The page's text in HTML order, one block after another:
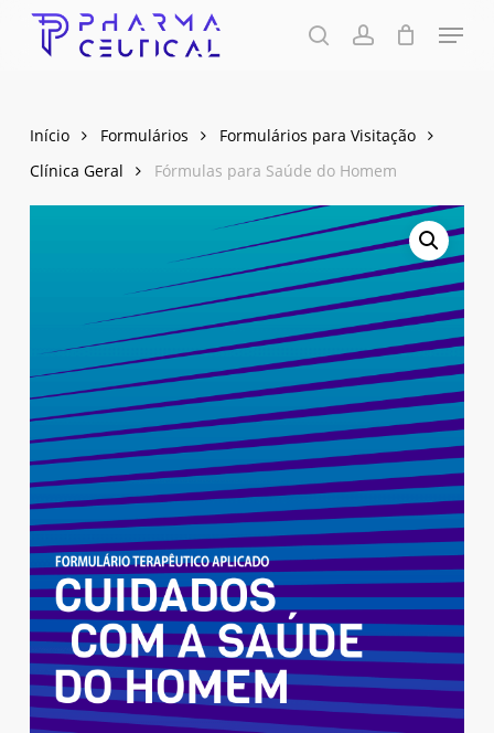
pesquisaaccount
Menu
Carrinho Fechar
Início Formulários
Formulários para Visitação
Clínica Geral
Fórmulas para Saúde do Homem